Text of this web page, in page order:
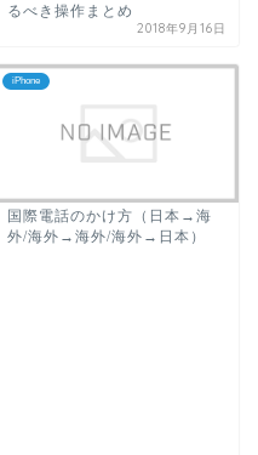
るべき操作まとめ
2018年9月16日
iPhone
国際電話のかけ方（日本→海
外/海外→海外/海外→日本）